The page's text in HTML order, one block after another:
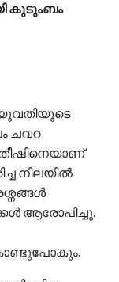
കുടുംബം
ചവറ
നിലയിൽ
ആരോപിച്ചു.